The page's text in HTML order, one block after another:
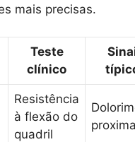
mais precisas.
Teste
clínico
Resistência
à flexão do
quadril